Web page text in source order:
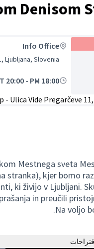
Denisom
Info Office
Ljubljana, Slovenia
18:00 PM
-
20:00 PM CET
Mestnega sveta
stranka), kjer bomo
ki živijo v Ljubljani.
in preučili
Na voljo